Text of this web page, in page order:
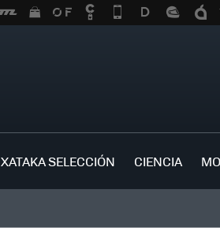
XATAKA SELECCIÓN CIENCIA